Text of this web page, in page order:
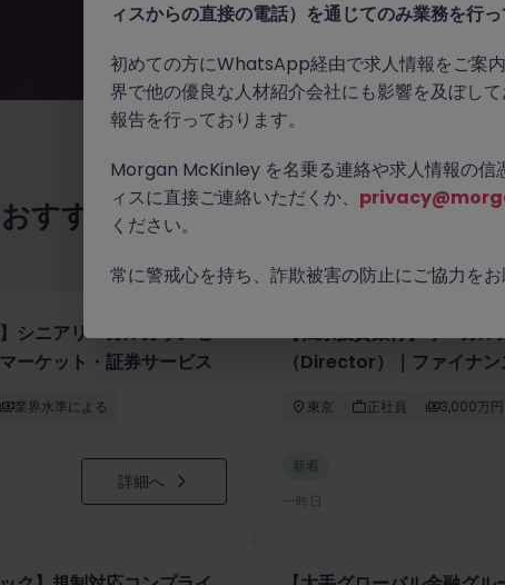
お探しの求人は掲載が終了しまし
すすめの求人
シニアリーガルカウンセ
ーケット・証券サービス
業界水準による
詳細へ
【仏系投資銀行】リーガル
（Director）｜ファイナ
東京 正社員 3,000万円
新着
一昨日
ィスからの直接の電話）を通じてのみ業務を行っ
初めての方にWhatsApp経由で求人情報をご案
界で他の優良な人材紹介会社にも影響を及ぼし
報告を行っております。
Morgan McKinley を名乗る連絡や求人情報の信
ィスに直接ご連絡いただくか、
ください。
常に警戒心を持ち、詐欺被害の防止にご協力をお